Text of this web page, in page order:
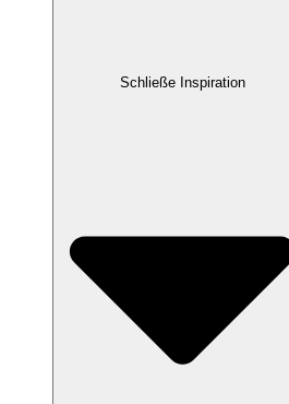
Schließe Inspiration